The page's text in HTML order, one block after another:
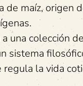
de maíz, origen
una colección
sistema
regula la vida